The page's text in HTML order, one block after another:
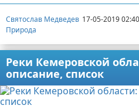
Святослав Медведев 17-05-2019 02:40
Природа
Реки Кемеровской
описание, список